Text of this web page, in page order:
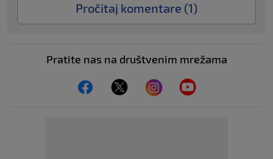
Pročitaj komentare (1)
Pratite nas na društvenim mrežama